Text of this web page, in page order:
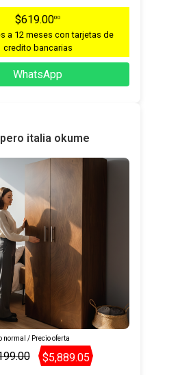
$619.0000
a 12 meses con tarjetas de
credito bancarias
WhatsApp
italia okume
normal / Precio oferta
$5,889.05